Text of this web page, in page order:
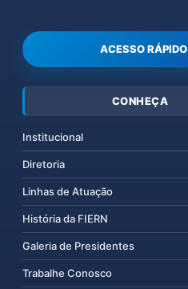
ACESSO RÁPIDO
CONHEÇA
Institucional
Diretoria
Linhas de Atuação
História da FIERN
Galeria de Presidentes
Trabalhe Conosco